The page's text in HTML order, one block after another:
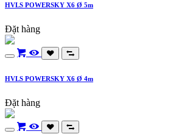
HVLS POWERSKY X6 Ø 5m
Đặt hàng
HVLS POWERSKY X6 Ø 4m
Đặt hàng